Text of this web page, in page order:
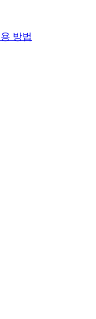
방법